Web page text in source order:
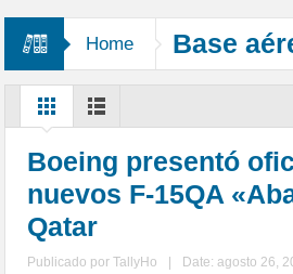
Home Base
Boeing presentó
nuevos F-15QA
Qatar
Publicado porTallyHo Date: agosto 26,